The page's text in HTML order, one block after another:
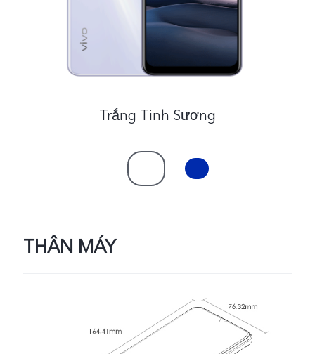
Việt Nam | Chọn quốc gia/khu vực
Trắng Tinh Sương
THÂN MÁY